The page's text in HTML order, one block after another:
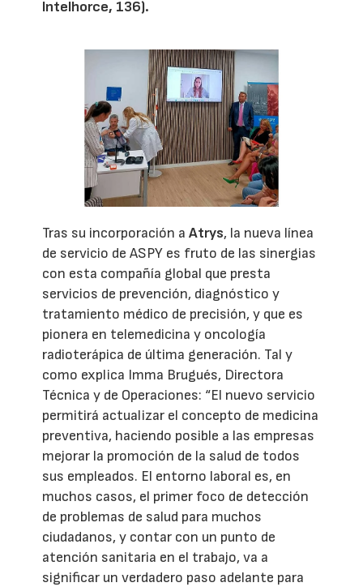
Intelhorce, 136).
Tras su incorporación aAtrys, la nueva línea
de servicio de ASPY es fruto de las sinergias
con esta compañía global que presta
servicios de prevención, diagnóstico y
tratamiento médico de precisión, y que es
pionera en telemedicina y oncología
radioterápica de última generación. Tal y
como explica Imma Brugués, Directora
Técnica y de Operaciones: “El nuevo servicio
permitirá actualizar el concepto de medicina
preventiva, haciendo posible a las empresas
mejorar la promoción de la salud de todos
sus empleados. El entorno laboral es, en
muchos casos, el primer foco de detección
de problemas de salud para muchos
ciudadanos, y contar con un punto de
atención sanitaria en el trabajo, va a
significar un verdadero paso adelante para